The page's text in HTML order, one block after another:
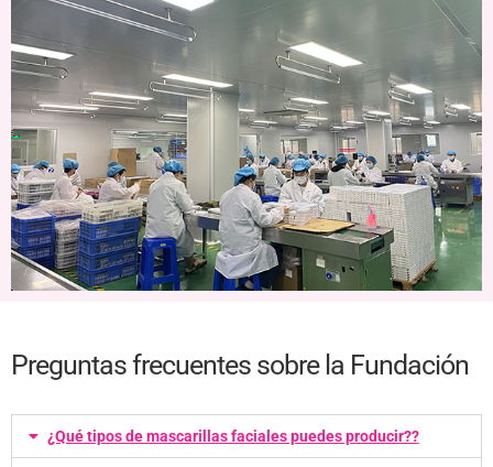
Preguntas frecuentes sobre la Fundación
¿Qué tipos de mascarillas faciales puedes producir??